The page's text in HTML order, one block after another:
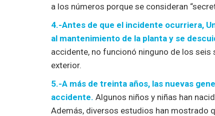
a los números porque se consideran
4.-Antes de que el incidente ocurriera,
al mantenimiento de la planta y se
accidente, no funcionó ninguno de los
exterior.
5.-A más de treinta años, las nuevas
accidente. Algunos niños y niñas han
Además, diversos estudios han mostrado